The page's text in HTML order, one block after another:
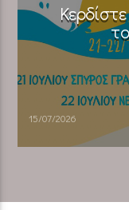
15/07/2026